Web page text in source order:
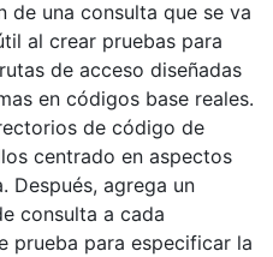
de una consulta que se va
al crear pruebas para
de acceso diseñadas
en códigos base reales.
de código de
centrado en aspectos
Después, agrega un
consulta a cada
prueba para especificar la